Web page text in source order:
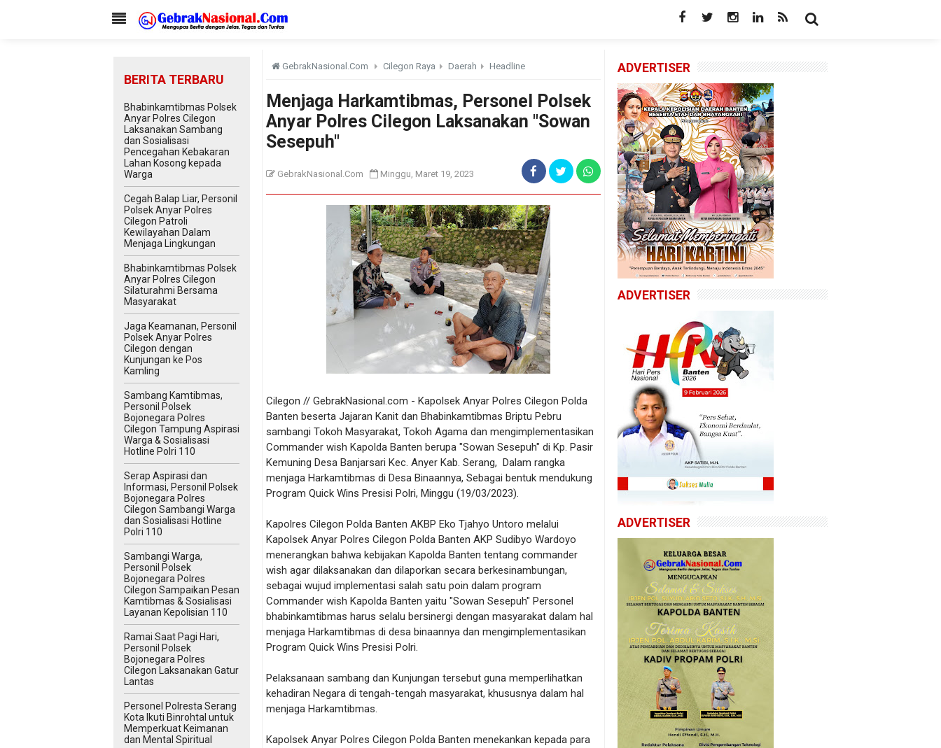
GebrakNasional.Com Cilegon Raya Daerah Headline
Menjaga Harkamtibmas, Personel Polsek
Anyar Polres Cilegon Laksanakan "Sowan
Sesepuh"
GebrakNasional.Com Minggu, Maret 19, 2023
Cilegon // GebrakNasional.com - Kapolsek Anyar Polres Cilegon Polda
Banten beserta Jajaran Kanit dan Bhabinkamtibmas Briptu Pebru
sambangi Tokoh Masyarakat, Tokoh Agama dan mengimplementasikan
Commander wish Kapolda Banten berupa "Sowan Sesepuh" di Kp. Pasir
Kemuning Desa Banjarsari Kec. Anyer Kab. Serang, Dalam rangka
menjaga Harkamtibmas di Desa Binaannya, Sebagai bentuk mendukung
Program Quick Wins Presisi Polri, Minggu (19/03/2023).
Kapolres Cilegon Polda Banten AKBP Eko Tjahyo Untoro melalui
Kapolsek Anyar Polres Cilegon Polda Banten AKP Sudibyo Wardoyo
menerangkan bahwa kebijakan Kapolda Banten tentang commander
wish agar dilaksanakan dan dilaporkan secara berkesinambungan,
sebagai wujud implementasi salah satu poin dalam program
Commander wish Kapolda Banten yaitu "Sowan Sesepuh" Personel
bhabinkamtibmas harus selalu bersinergi dengan masyarakat dalam hal
menjaga Harkamtibmas di desa binaannya dan mengimplementasikan
Program Quick Wins Presisi Polri.
Pelaksanaan sambang dan Kunjungan tersebut guna memperlihatkan
kehadiran Negara di tengah-tengah masyarakat, khususnya dalam hal
menjaga Harkamtibmas.
Kapolsek Anyar Polres Cilegon Polda Banten menekankan kepada para
BERITA TERBARU
Bhabinkamtibmas Polsek
Anyar Polres Cilegon
Laksanakan Sambang
dan Sosialisasi
Pencegahan Kebakaran
Lahan Kosong kepada
Warga
Cegah Balap Liar, Personil
Polsek Anyar Polres
Cilegon Patroli
Kewilayahan Dalam
Menjaga Lingkungan
Bhabinkamtibmas Polsek
Anyar Polres Cilegon
Silaturahmi Bersama
Masyarakat
Jaga Keamanan, Personil
Polsek Anyar Polres
Cilegon dengan
Kunjungan ke Pos
Kamling
Sambang Kamtibmas,
Personil Polsek
Bojonegara Polres
Cilegon Tampung Aspirasi
Warga & Sosialisasi
Hotline Polri 110
Serap Aspirasi dan
Informasi, Personil Polsek
Bojonegara Polres
Cilegon Sambangi Warga
dan Sosialisasi Hotline
Polri 110
Sambangi Warga,
Personil Polsek
Bojonegara Polres
Cilegon Sampaikan Pesan
Kamtibmas & Sosialisasi
Layanan Kepolisian 110
Ramai Saat Pagi Hari,
Personil Polsek
Bojonegara Polres
Cilegon Laksanakan Gatur
Lantas
Personel Polresta Serang
Kota Ikuti Binrohtal untuk
Memperkuat Keimanan
dan Mental Spiritual
ADVERTISER
ADVERTISER
ADVERTISER